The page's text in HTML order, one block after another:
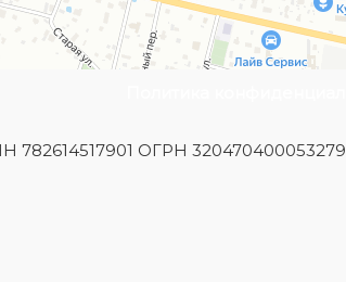
782614517901 ОГРН 320470400053279